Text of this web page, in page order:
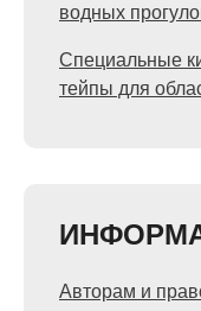
водных
Специальные
тейпы для
Авторам и